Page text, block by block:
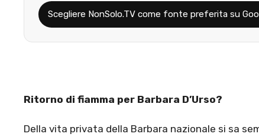
Scegliere NonSolo.TV come fonte preferita su
Ritorno di fiamma per Barbara D’Urso?
Della vita privata della Barbara nazionale si sa